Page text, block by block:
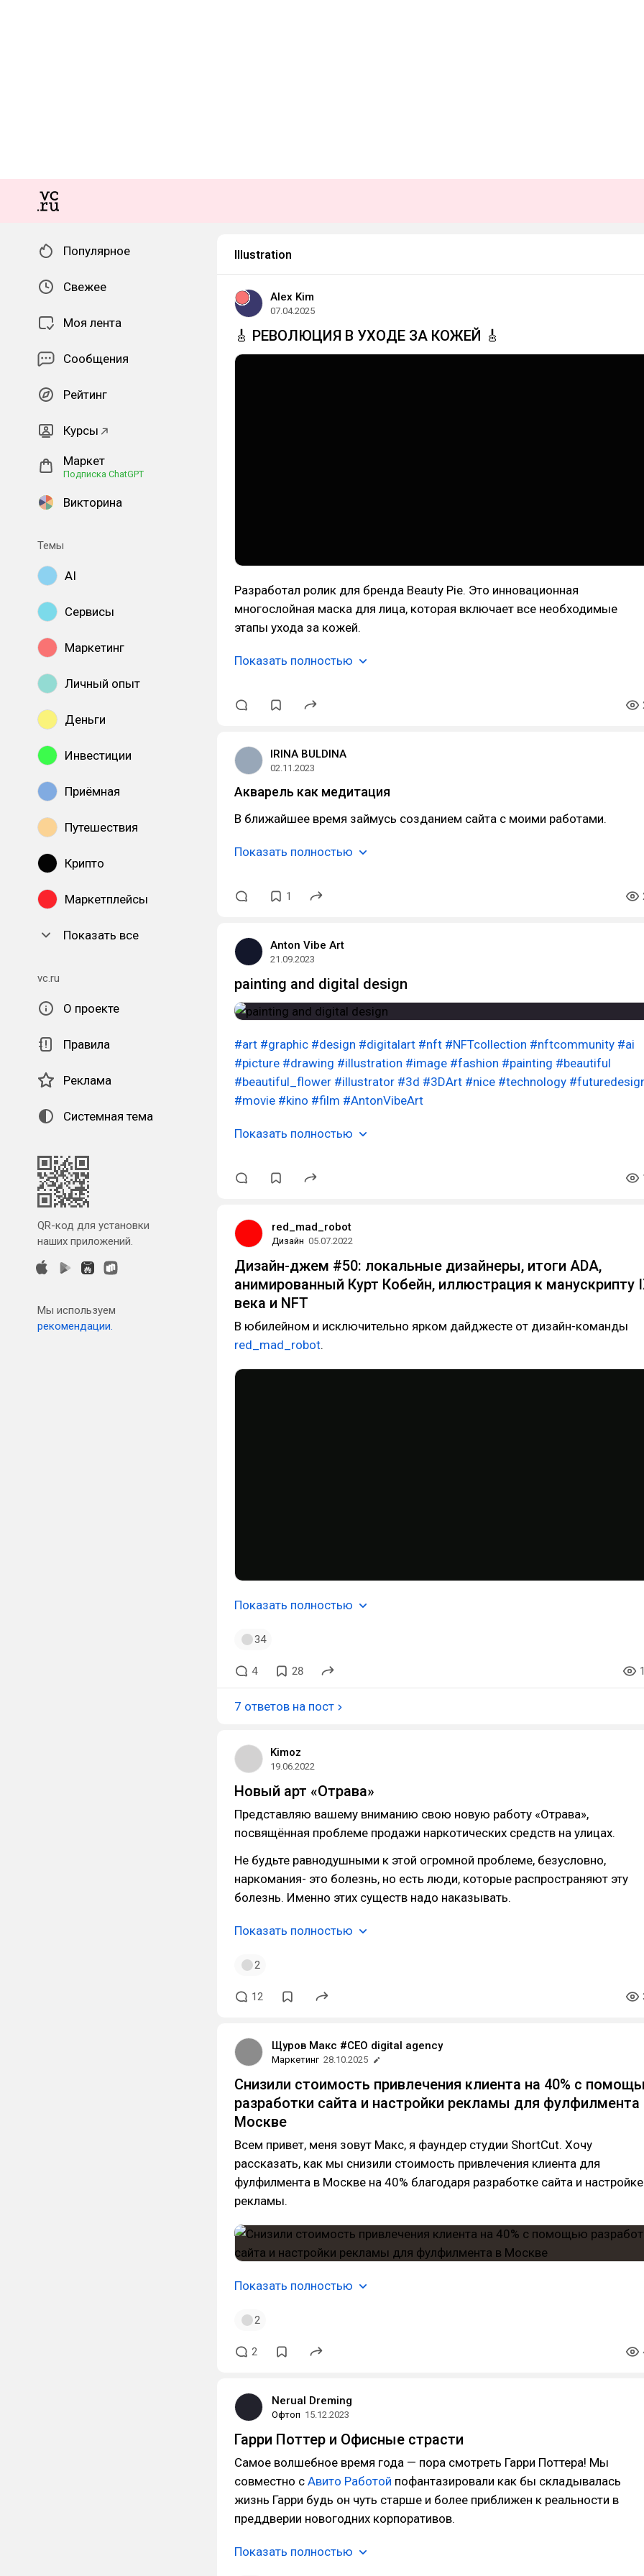
Популярное
Свежее
Моя лента
Сообщения
Рейтинг
Курсы
Маркет
Подписка ChatGPT
Викторина
Темы
AI
Сервисы
Маркетинг
Личный опыт
Деньги
Инвестиции
Приёмная
Путешествия
Крипто
Маркетплейсы
Показать все
vc.ru
О проекте
Правила
Реклама
Системная тема
QR-код для установки
наших приложений.
Мы используем
рекомендации.
Illustration
Alex Kim
07.04.2025
🎸 РЕВОЛЮЦИЯ В УХОДЕ ЗА КОЖЕЙ 🎸
Разработал ролик для бренда Beauty Pie. Это инновационная
многослойная маска для лица, которая включает все необходимые
этапы ухода за кожей.
Показать полностью
IRINA BULDINA
02.11.2023
Акварель как медитация
В ближайшее время займусь созданием сайта с моими работами.
Показать полностью
1
Anton Vibe Art
21.09.2023
painting and digital design
#art #graphic #design #digitalart #nft #NFTcollection #nftcommunity #ai
#picture #drawing #illustration #image #fashion #painting #beautiful
#beautiful_flower #illustrator #3d #3DArt #nice #technology
#movie #kino #film #AntonVibeArt
Показать полностью
red_mad_robot
Дизайн 05.07.2022
Дизайн-джем #50: локальные дизайнеры, итоги ADA,
анимированный Курт Кобейн, иллюстрация к манускрипту
века и NFT
В юбилейном и исключительно ярком дайджесте от дизайн-команды
red_mad_robot.
Показать полностью
34
4 28
7 ответов на пост
Kimoz
19.06.2022
Новый арт «Отрава»
Представляю вашему вниманию свою новую работу «Отрава»,
посвящённая проблеме продажи наркотических средств на улицах.
Не будьте равнодушными к этой огромной проблеме, безусловно,
наркомания- это болезнь, но есть люди, которые распространяют эту
болезнь. Именно этих существ надо наказывать.
Показать полностью
2
12
Щуров Макс #CEO digital agency
Маркетинг 28.10.2025
Снизили стоимость привлечения клиента на 40% с
разработки сайта и настройки рекламы для фулфилмента
Москве
Всем привет, меня зовут Макс, я фаундер студии ShortCut. Хочу
рассказать, как мы снизили стоимость привлечения клиента для
фулфилмента в Москве на 40% благодаря разработке сайта и настройке
рекламы.
Показать полностью
2
2
Nerual Dreming
Офтоп 15.12.2023
Гарри Поттер и Офисные страсти⁠⁠
Самое волшебное время года — пора смотреть Гарри Поттера! Мы
совместно с Авито Работой пофантазировали как бы складывалась
жизнь Гарри будь он чуть старше и более приближен к реальности в
преддверии новогодних корпоративов.
Показать полностью